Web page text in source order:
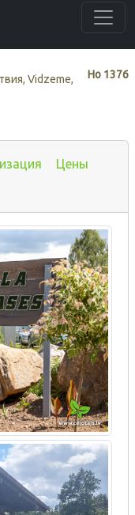
Нo 1376
Vidzeme,
Цены